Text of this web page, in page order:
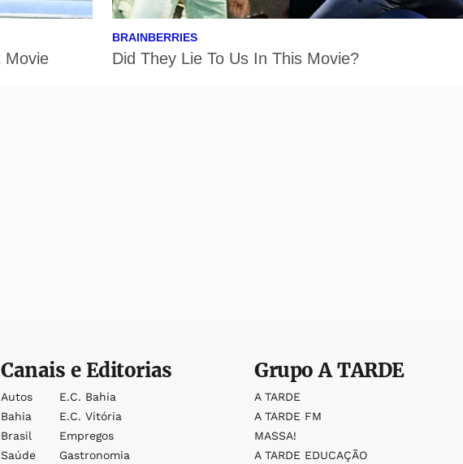
Canais e Editorias
Autos
Bahia
Brasil
Saúde
E.c. Bahia
E.c. Vitória
Empregos
Gastronomia
GrupoA TARDE
A TARDE
A TARDE FM
MASSA!
A TARDE EDUCAÇÃO